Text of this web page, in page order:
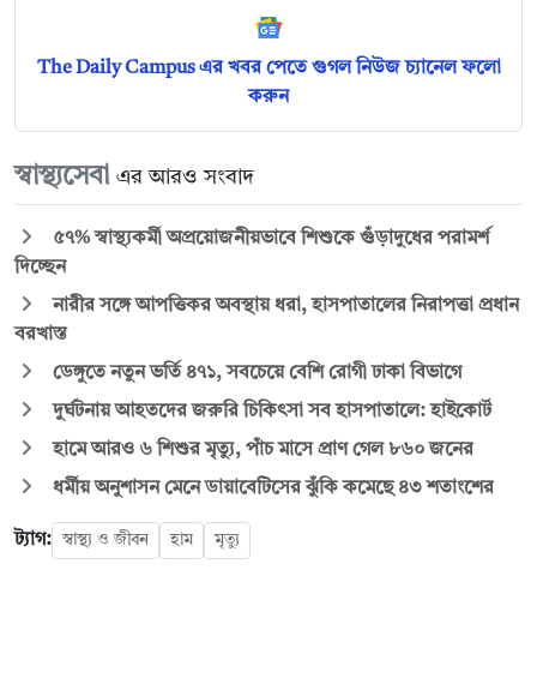
The Daily Campus এর খবর পেতে গুগল নিউজ চ্যানেল ফলো
করুন
স্বাস্থ্যসেবা এর আরও সংবাদ
৫৭% স্বাস্থ্যকর্মী অপ্রয়োজনীয়ভাবে শিশুকে গুঁড়াদুধের পরামর্শ
দিচ্ছেন
নারীর সঙ্গে আপত্তিকর অবস্থায় ধরা, হাসপাতালের নিরাপত্তা প্রধান
বরখাস্ত
ডেঙ্গুতে নতুন ভর্তি ৪৭১, সবচেয়ে বেশি রোগী ঢাকা বিভাগে
দুর্ঘটনায় আহতদের জরুরি চিকিৎসা সব হাসপাতালে: হাইকোর্ট
হামে আরও ৬ শিশুর মৃত্যু, পাঁচ মাসে প্রাণ গেল ৮৬০ জনের
ধর্মীয় অনুশাসন মেনে ডায়াবেটিসের ঝুঁকি কমেছে ৪৩ শতাংশের
ট্যাগ: স্বাস্থ্য ও জীবন হাম মৃত্যু